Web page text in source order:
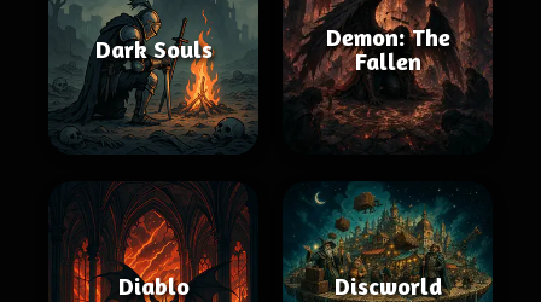
Dark Souls
Demon: The
Fallen
Diablo Discworld